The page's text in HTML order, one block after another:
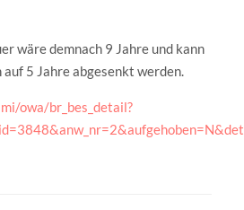
wäre demnach 9 Jahre und kann
5 Jahre abgesenkt werden.
owa/br_bes_detail?